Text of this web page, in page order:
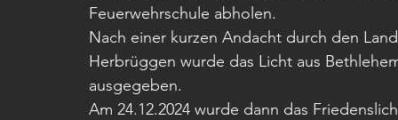
Feuerwehrschule abholen.
Nach einer kurzen Andacht durch den
Herbrüggen wurde das Licht aus
ausgegeben.
Am 24.12.2024 wurde dann das